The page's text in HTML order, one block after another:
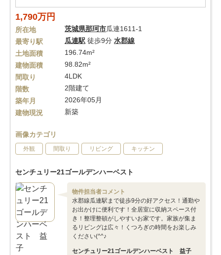
1,790万円
所在地 茨城県那珂市瓜連1611-1
最寄り駅
瓜連駅 徒歩9分 水郡線
土地面積
196.74m²
建物面積
98.82m²
間取り
4LDK
階数
2階建て
築年月
2026年05月
建物現況
新築
画像カテゴリ
外観 間取り リビング キッチン
センチュリー21ゴールデンハーベスト
物件担当者コメント
水郡線瓜連駅まで徒歩9分の好アクセス！通勤や
お出かけに便利です！全居室に収納スペース付
き！整理整頓がしやすいお家です。家族が集ま
るリビングは広々！くつろぎの時間をお楽しみ
ください(^^♪
センチュリー21ゴールデンハーベスト 益子